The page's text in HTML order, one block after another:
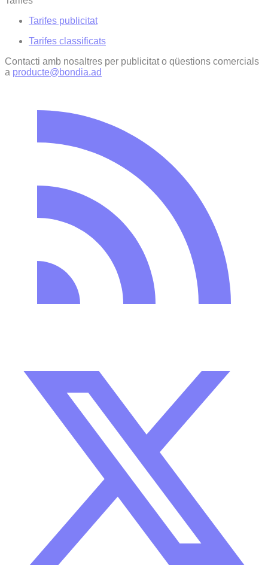
Tarifes publicitat
Tarifes classificats
Contacti amb nosaltres per publicitat o qüestions comercials
a producte@bondia.ad